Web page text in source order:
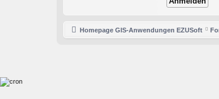
Homepage GIS-Anwendungen EZUSoft